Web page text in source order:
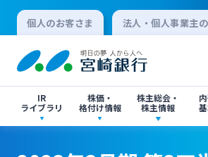
個人のお客さま 法人・個人事業主
IR
ライブラリ
株価・
格付け情報
株主総会・
株主情報
決算短信
株価情報
株主総会のご案内
2023年3月期 第3四半期決算短
2023年3月期 第3四半期決算短